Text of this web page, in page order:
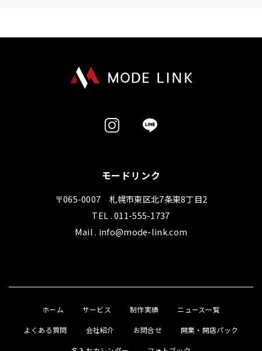
モードリンク
〒065-0007 札幌市東区北7条東8丁目2
TEL . 011-555-1737
Mail . info@mode-link.com
ホーム サービス 制作実績 ニュース一覧
よくある質問 会社紹介 お問合せ 開業・開店パック